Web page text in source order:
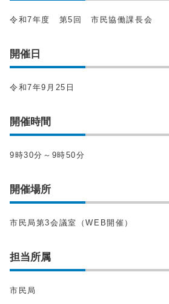
令和7年度 第5回 市民協働課長会
開催日
令和7年9月25日
開催時間
9時30分～9時50分
開催場所
市民局第3会議室（WEB開催）
担当所属
市民局